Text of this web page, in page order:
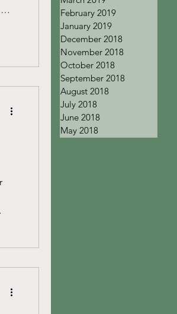
February 2019
January 2019
December 2018
November 2018
October 2018
September 2018
August 2018
July 2018
June 2018
May 2018